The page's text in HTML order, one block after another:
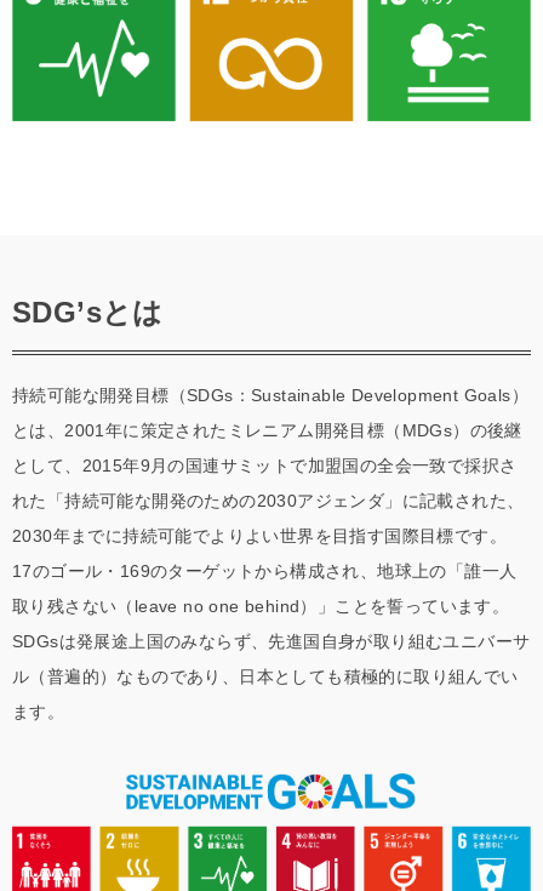
SDG’sとは
持続可能な開発目標（SDGs：Sustainable Development Goals）
とは、2001年に策定されたミレニアム開発目標（MDGs）の後継
として、2015年9月の国連サミットで加盟国の全会一致で採択さ
れた「持続可能な開発のための2030アジェンダ」に記載された、
2030年までに持続可能でよりよい世界を目指す国際目標です。
17のゴール・169のターゲットから構成され、地球上の「誰一人
取り残さない（leave no one behind）」ことを誓っています。
SDGsは発展途上国のみならず、先進国自身が取り組むユニバーサ
ル（普遍的）なものであり、日本としても積極的に取り組んでい
ます。